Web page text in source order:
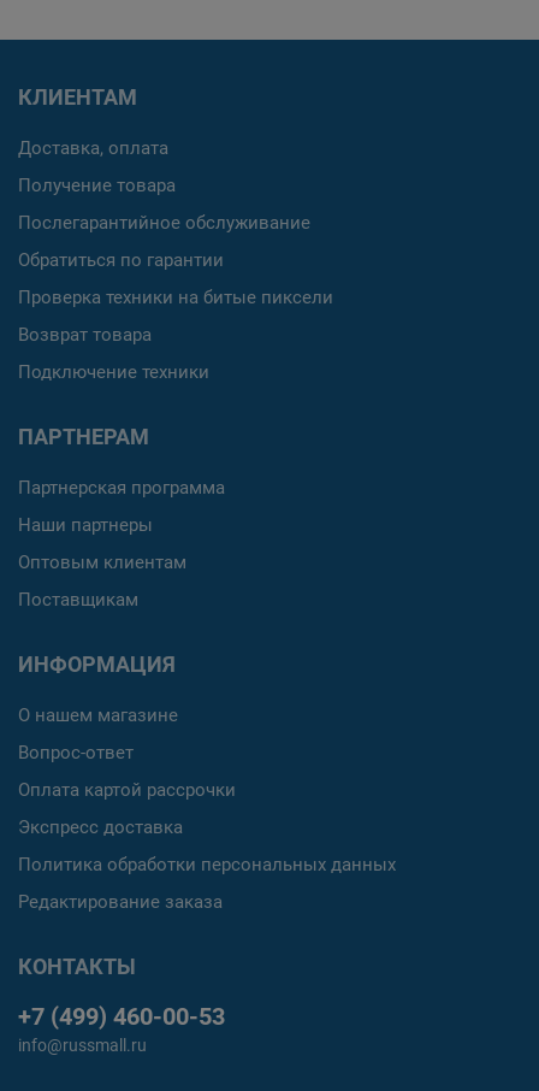
КЛИЕНТАМ
Доставка, оплата
Получение товара
Послегарантийное обслуживание
Обратиться по гарантии
Проверка техники на битые пиксели
Возврат товара
Подключение техники
ПАРТНЕРАМ
Партнерская программа
Наши партнеры
Оптовым клиентам
Поставщикам
ИНФОРМАЦИЯ
О нашем магазине
Вопрос-ответ
Оплата картой рассрочки
Экспресс доставка
Политика обработки персональных данных
Редактирование заказа
КОНТАКТЫ
+7 (499) 460-00-53
info@russmall.ru